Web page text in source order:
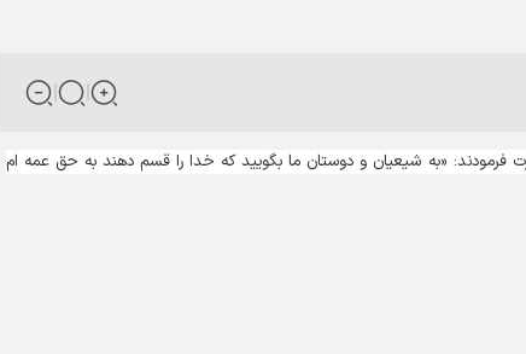
«به شیعیان و دوستان ما بگویید که خدا را قسم دهند به حق عمه ام